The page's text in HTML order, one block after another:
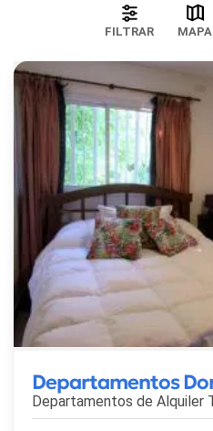
También brindan más espacio,
estratégicas, ofrecen fácil
atracciones. Finalmente,
estancias prolongadas,
calidad-precio.
FILTRAR MAPA
Departamentos
Departamentos de Alquiler